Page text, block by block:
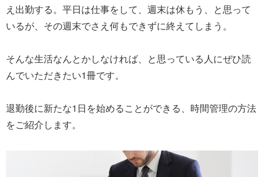
え出勤する。平日は仕事をして、週末は休もう、と思って
いるが、その週末でさえ何もできずに終えてしまう。
そんな生活なんとかしなければ、と思っている人にぜひ読
んでいただきたい1冊です。
退勤後に新たな1日を始めることができる、時間管理の方法
をご紹介します。